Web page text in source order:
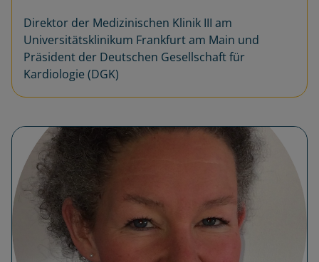
Direktor der Medizinischen Klinik III am
Universitätsklinikum Frankfurt am Main und
Präsident der Deutschen Gesellschaft für
Kardiologie (DGK)